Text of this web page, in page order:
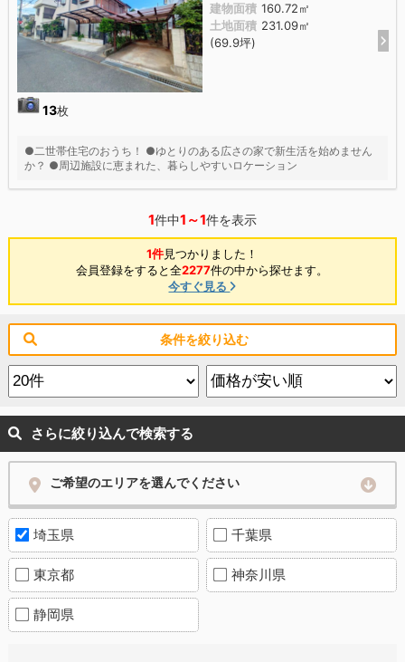
13枚
建物面積 160.72㎡
土地面積 231.09㎡
(69.9坪)
●二世帯住宅のおうち！ ●ゆとりのある広さの家で新生活を始めません
か？ ●周辺施設に恵まれた、暮らしやすいロケーション
1件中1～1件を表示
1件見つかりました！
会員登録をすると全2277件の中から探せます。
今すぐ見る
条件を絞り込む
さらに絞り込んで検索する
ご希望のエリアを選んでください
埼玉県 千葉県
東京都 神奈川県
静岡県